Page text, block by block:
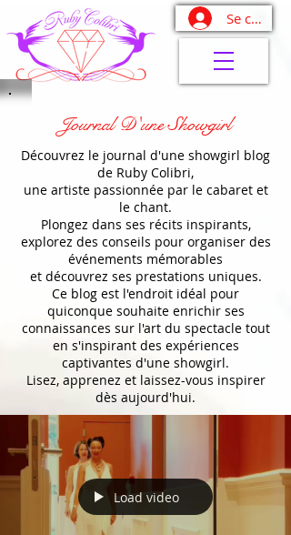
Se
Journal D'une Showgirl
Découvrez le journal d'une showgirl blog
de Ruby Colibri,
une artiste passionnée par le cabaret et
le chant.
Plongez dans ses récits inspirants,
explorez des conseils pour organiser des
événements mémorables
et découvrez ses prestations uniques.
Ce blog est l'endroit idéal pour
quiconque souhaite enrichir ses
connaissances sur l'art du spectacle tout
en s'inspirant des expériences
captivantes d'une showgirl.
Lisez, apprenez et laissez-vous inspirer
dès aujourd'hui.
Load video